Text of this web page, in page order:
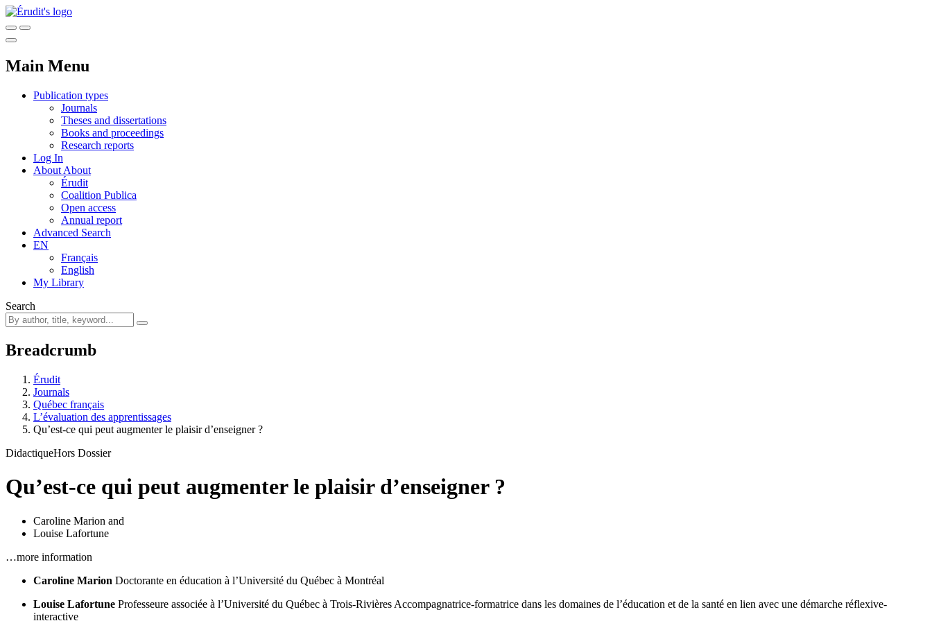
Main Menu
Publication types
Journals
Theses and dissertations
Books and proceedings
Research reports
Log In
About About
Érudit
Coalition Publica
Open access
Annual report
Advanced Search
EN
Français
English
My Library
Search
Breadcrumb
Érudit
Journals
Québec français
L’évaluation des apprentissages
Qu’est-ce qui peut augmenter le plaisir d’enseigner ?
DidactiqueHors Dossier
Qu’est-ce qui peut augmenter le plaisir d’enseigner ?
Caroline Marion and
Louise Lafortune
…more information
Caroline Marion Doctorante en éducation à l’Université du Québec à Montréal
Louise Lafortune Professeure associée à l’Université du Québec à Trois-Rivières Accompagnatrice-formatrice dans les domaines de l’éducation et de la santé en lien avec une démarche réflexive-
interactive